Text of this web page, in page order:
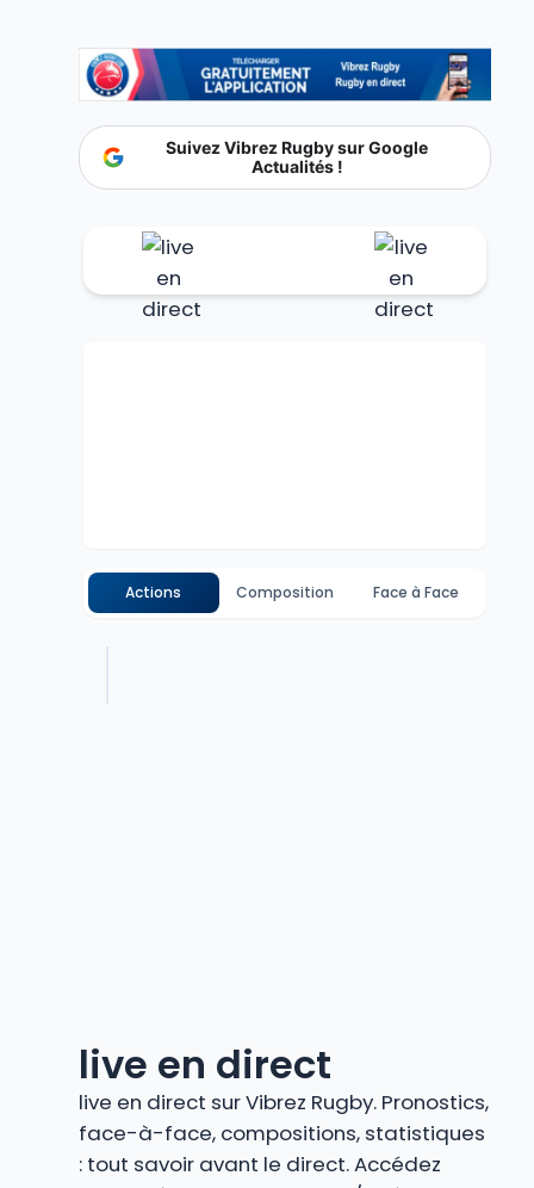
Suivez Vibrez Rugby sur Google
Actualités !
Actions Composition Face à Face
live en direct
live en direct sur Vibrez Rugby. Pronostics,
face-à-face, compositions, statistiques
: tout savoir avant le direct. Accédez